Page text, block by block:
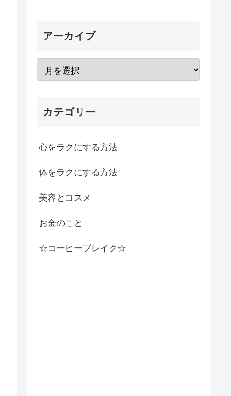
アーカイブ
カテゴリー
心をラクにする方法
体をラクにする方法
美容とコスメ
お金のこと
☆コーヒーブレイク☆